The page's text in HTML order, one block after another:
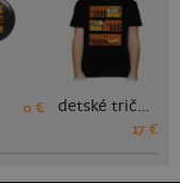
0 € detské tričko
17 €